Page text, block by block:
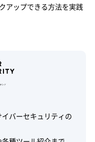
アップできる方法を実践
バーセキュリティの